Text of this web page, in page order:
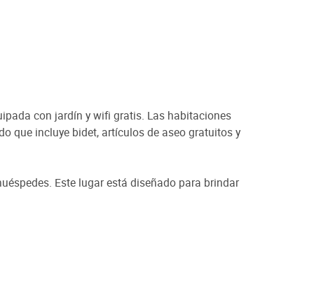
con jardín y wifi gratis. Las habitaciones
que incluye bidet, artículos de aseo gratuitos y
Este lugar está diseñado para brindar